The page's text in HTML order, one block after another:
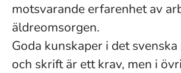
motsvarande erfarenhet av
äldreomsorgen.
Goda kunskaper i det
och skrift är ett krav, men i